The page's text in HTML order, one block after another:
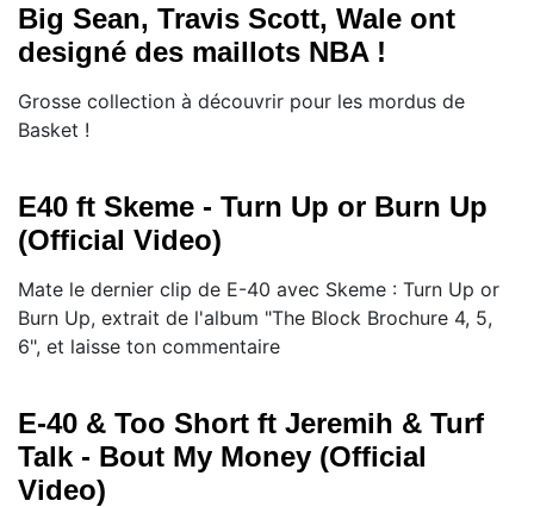
Big Sean, Travis Scott, Wale ont
designé des maillots NBA !
Grosse collection à découvrir pour les mordus de
Basket !
E40 ft Skeme - Turn Up or Burn Up
(Official Video)
Mate le dernier clip de E-40 avec Skeme : Turn Up or
Burn Up, extrait de l'album "The Block Brochure 4, 5,
6", et laisse ton commentaire
E-40 & Too Short ft Jeremih & Turf
Talk - Bout My Money (Official
Video)